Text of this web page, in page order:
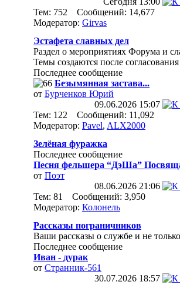
Тем: 752 Сообщений: 14,677
Модератор: Girvas
Эстафета славных дел
Раздел о мероприятиях Форума и
Темы создаются после
Последнее сообщение
Безымянная застава...
от Бурченков Юрий
09.06.2026 15:07
Тем: 122 Сообщений: 11,092
Модератор: Pavel, ALX2000
Зелёная фуражка
Последнее сообщение
Песня фельшера “ДэШа”
от Поэт
08.06.2026 21:06
Тем: 81 Сообщений: 3,950
Модератор: Колонель
Рассказы пограничников
Ваши рассказы о службе и не
Последнее сообщение
Иван - дурак
от Странник-561
30.07.2026 18:57